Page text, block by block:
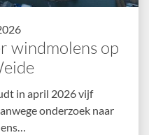
windmolens op
in april 2026 vijf
onderzoek naar